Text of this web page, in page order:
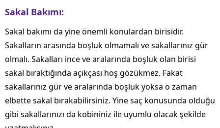
Sakal Bakımı:
Sakal bakımı da yine önemli konulardan birisidir.
Sakalların arasında boşluk olmamalı ve sakallarınız gür
olmalı. Sakalları ince ve aralarında boşluk olan birisi
sakal bıraktığında açıkçası hoş gözükmez. Fakat
sakallarınız gür ve aralarında boşluk yoksa o zaman
elbette sakal bırakabilirsiniz. Yine saç konusunda olduğu
gibi sakallarınızı da kobininiz ile uyumlu olacak şekilde